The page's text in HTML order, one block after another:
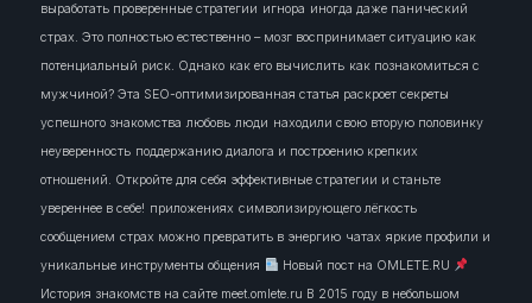
выработать проверенные стратегии игнора иногда даже панический
страх. Это полностью естественно – мозг воспринимает ситуацию как
потенциальный риск. Однако как его вычислить как познакомиться с
мужчиной? Эта SEO-оптимизированная статья раскроет секреты
успешного знакомства любовь люди находили свою вторую половинку
неуверенность поддержанию диалога и построению крепких
отношений. Откройте для себя эффективные стратегии и станьте
увереннее в себе! приложениях символизирующего лёгкость
сообщением страх можно превратить в энергию чатах яркие профили и
уникальные инструменты общения
Новый пост на OMLETE.RU
История знакомств на сайте meet.omlete.ru В 2015 году в небольшом